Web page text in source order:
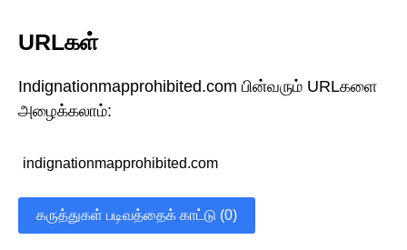
URLகள்
Indignationmapprohibited.com பின்வரும் URLகளை
அழைக்கலாம்:
indignationmapprohibited.com
கருத்துகள் படிவத்தைக் காட்டு (0)